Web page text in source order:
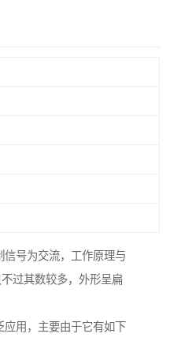
号为交流，工作原理与
过其数较多，外形呈扁
用，主要由于它有如下